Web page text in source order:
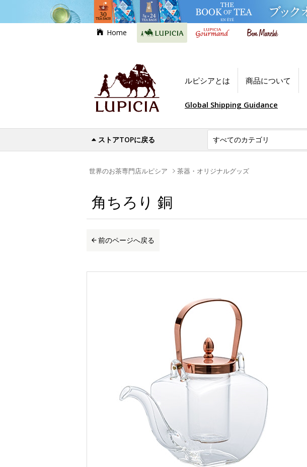
Home
ルピシアとは 商品について
Global Shipping Guidance
ストアTOPに戻る
世界のお茶専門店ルピシア 茶器・オリジナルグッズ
角ちろり 銅
前のページへ戻る